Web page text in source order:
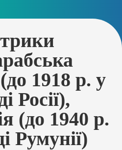
1918 р. у
Росії),
(до 1940 р.
Румунії)